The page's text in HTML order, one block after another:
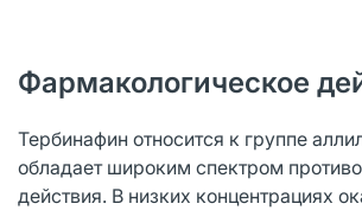
Фармакологическое
Тербинафин относится к группе
обладает широким спектром
действия. В низких концентрациях